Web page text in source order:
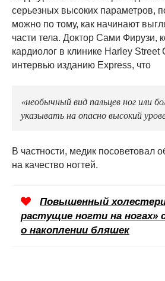
серьезных высоких параметров,
можно по тому, как начинают
части тела. Доктор Сами Фирузи,
кардиолог в клинике Harley
интервью изданию Express, что
«необычный вид пальцев ног или
указывать на опасно высокий
В частности, медик посоветовал
на качество ногтей.
Повышенный
растущие ногти на ногах»
о накоплении бляшек